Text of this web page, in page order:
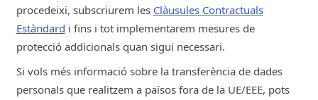
procedeixi, subscriurem les Clàusules Contractuals
Estàndard i fins i tot implementarem mesures de
protecció addicionals quan sigui necessari.
Si vols més informació sobre la transferència de dades
personals que realitzem a països fora de la UE/EEE, pots